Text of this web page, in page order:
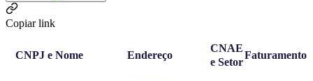
Copiar link
CNPJ e Nome Endereço
CNAE
e Setor
Faturamento